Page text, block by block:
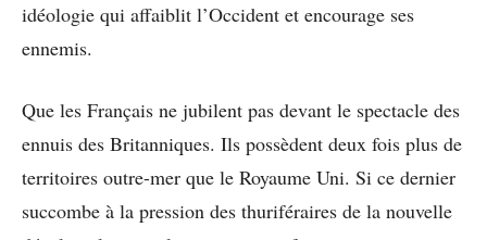
idéologie qui affaiblit l’Occident et encourage ses
ennemis.
Que les Français ne jubilent pas devant le spectacle des
ennuis des Britanniques. Ils possèdent deux fois plus de
territoires outre-mer que le Royaume Uni. Si ce dernier
succombe à la pression des thuriféraires de la nouvelle